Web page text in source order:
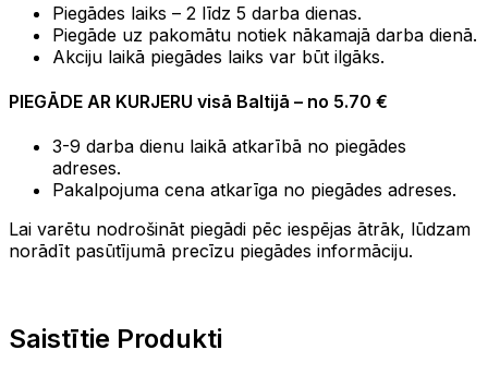
Piegādes laiks – 2 līdz 5 darba dienas.
Piegāde uz pakomātu notiek nākamajā darba dienā.
Akciju laikā piegādes laiks var būt ilgāks.
PIEGĀDE AR KURJERU visā Baltijā – no 5.70 €
3-9 darba dienu laikā atkarībā no piegādes
adreses.
Pakalpojuma cena atkarīga no piegādes adreses.
Lai varētu nodrošināt piegādi pēc iespējas ātrāk, lūdzam
norādīt pasūtījumā precīzu piegādes informāciju.
Saistītie Produkti